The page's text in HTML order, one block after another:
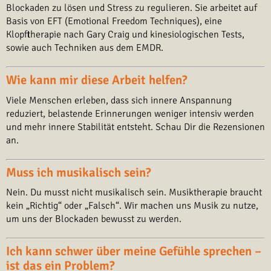
Blockaden zu lösen und Stress zu regulieren. Sie arbeitet auf
Basis von EFT (Emotional Freedom Techniques), eine
Klopftherapie nach Gary Craig und kinesiologischen Tests,
sowie auch Techniken aus dem EMDR.
Wie kann mir diese Arbeit helfen?
Viele Menschen erleben, dass sich innere Anspannung
reduziert, belastende Erinnerungen weniger intensiv werden
und mehr innere Stabilität entsteht. Schau Dir die Rezensionen
an.
Muss ich musikalisch sein?
Nein. Du musst nicht musikalisch sein. Musiktherapie braucht
kein „Richtig“ oder „Falsch“. Wir machen uns Musik zu nutze,
um uns der Blockaden bewusst zu werden.
Ich kann schwer über meine Gefühle sprechen –
ist das ein Problem?